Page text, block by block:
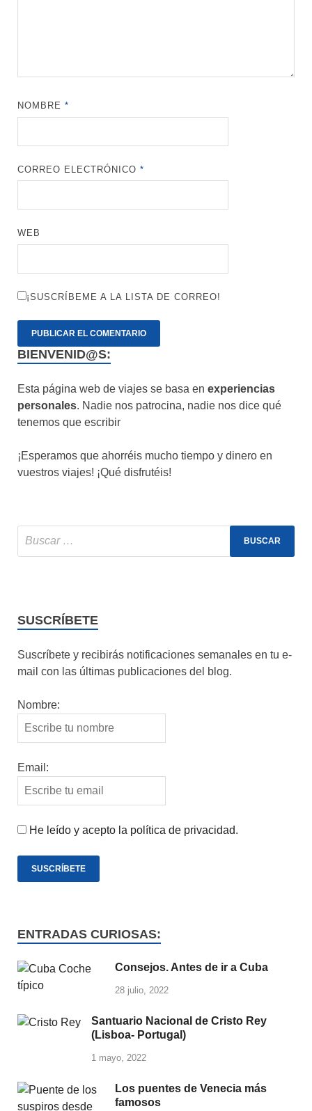
NOMBRE*
CORREO ELECTRÓNICO*
WEB
¡SUSCRÍBEME A LA LISTA DE CORREO!
BIENVENID@S:
Esta página web de viajes se basa en experiencias
personales. Nadie nos patrocina, nadie nos dice qué
tenemos que escribir
¡Esperamos que ahorréis mucho tiempo y dinero en
vuestros viajes! ¡Qué disfrutéis!
SUSCRÍBETE
Suscríbete y recibirás notificaciones semanales en tu e-
mail con las últimas publicaciones del blog.
Nombre:
Email:
He leído y acepto la política de privacidad.
ENTRADAS CURIOSAS:
Consejos. Antes de ir a Cuba
28 julio, 2022
Santuario Nacional de Cristo Rey
(Lisboa- Portugal)
1 mayo, 2022
Los puentes de Venecia más
famosos